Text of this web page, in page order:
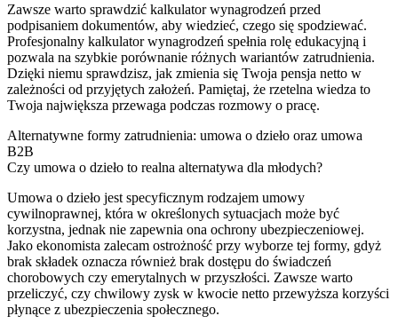
Zawsze warto sprawdzić kalkulator wynagrodzeń przed
podpisaniem dokumentów, aby wiedzieć, czego się spodziewać.
Profesjonalny kalkulator wynagrodzeń spełnia rolę edukacyjną i
pozwala na szybkie porównanie różnych wariantów zatrudnienia.
Dzięki niemu sprawdzisz, jak zmienia się Twoja pensja netto w
zależności od przyjętych założeń. Pamiętaj, że rzetelna wiedza to
Twoja największa przewaga podczas rozmowy o pracę.
Alternatywne formy zatrudnienia: umowa o dzieło oraz umowa
B2B
Czy umowa o dzieło to realna alternatywa dla młodych?
Umowa o dzieło jest specyficznym rodzajem umowy
cywilnoprawnej, która w określonych sytuacjach może być
korzystna, jednak nie zapewnia ona ochrony ubezpieczeniowej.
Jako ekonomista zalecam ostrożność przy wyborze tej formy, gdyż
brak składek oznacza również brak dostępu do świadczeń
chorobowych czy emerytalnych w przyszłości. Zawsze warto
przeliczyć, czy chwilowy zysk w kwocie netto przewyższa korzyści
płynące z ubezpieczenia społecznego.